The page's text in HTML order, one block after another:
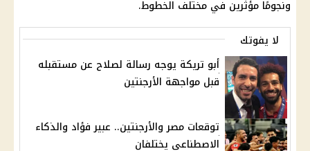
ونجومًا مؤثرين في مختلف الخطوط.
لا يفوتك
أبو تريكة يوجه رسالة لصلاح عن مستقبله
قبل مواجهة الأرجنتين
توقعات مصر والأرجنتين.. عبير فؤاد والذكاء
الاصطناعي يختلفان